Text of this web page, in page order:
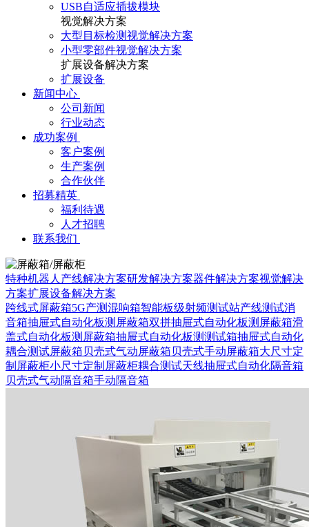
USB自适应插拔模块
视觉解决方案
大型目标检测视觉解决方案
小型零部件视觉解决方案
扩展设备解决方案
扩展设备
新闻中心
公司新闻
行业动态
成功案例
客户案例
生产案例
合作伙伴
招募精英
福利待遇
人才招聘
联系我们
特种机器人产线解决方案研发解决方案器件解决方案视觉解决
方案扩展设备解决方案
跨线式屏蔽箱5G产测混响箱智能板级射频测试站产线测试消
音箱抽屉式自动化板测屏蔽箱双拼抽屉式自动化板测屏蔽箱滑
盖式自动化板测屏蔽箱抽屉式自动化板测测试箱抽屉式自动化
耦合测试屏蔽箱贝壳式气动屏蔽箱贝壳式手动屏蔽箱大尺寸定
制屏蔽柜小尺寸定制屏蔽柜耦合测试天线抽屉式自动化隔音箱
贝壳式气动隔音箱手动隔音箱